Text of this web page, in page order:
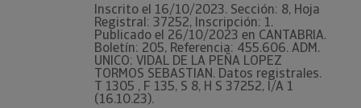
Inscrito el 16/10/2023. Sección: 8, Hoja
Registral: 37252, Inscripción: 1.
Publicado el 26/10/2023 en CANTABRIA.
Boletín: 205, Referencia: 455.606. ADM.
UNICO: VIDAL DE LA PEÑA LOPEZ
TORMOS SEBASTIAN. Datos registrales.
T 1305 , F 135, S 8, H S 37252, I/A 1
(16.10.23).